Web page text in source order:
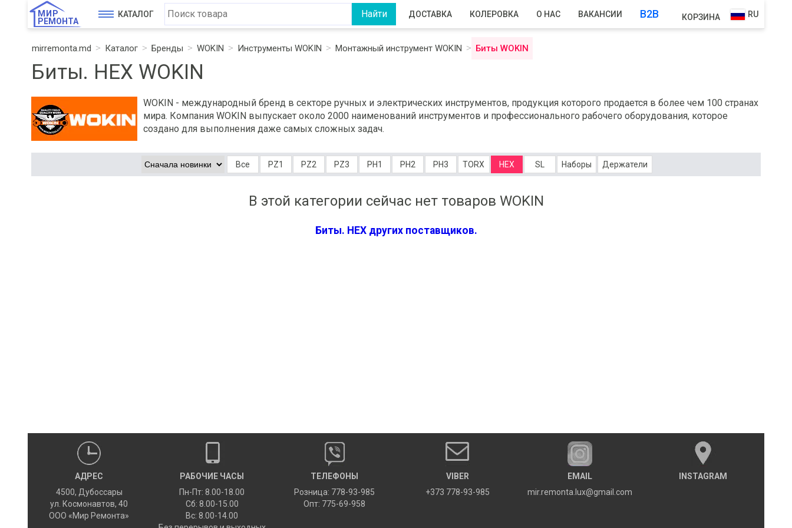
МИР
РЕМОНТА
КАТАЛОГ ДОСТАВКА КОЛЕРОВКА О НАС ВАКАНСИИ B2B КОРЗИНА RU
mirremonta.md Каталог Бренды WOKIN Инструменты WOKIN Монтажный инструмент WOKIN Биты WOKIN
Биты. HEX WOKIN
WOKIN - международный бренд в секторе ручных и электрических инструментов, продукция которого продается в более чем 100 странах
мира. Компания WOKIN выпускает около 2000 наименований инструментов и профессионального рабочего оборудования, которое
создано для выполнения даже самых сложных задач.
Все PZ1 PZ2 PZ3 PH1 PH2 PH3 TORX HEX SL Наборы Держатели
В этой категории сейчас нет товаров WOKIN
Биты. HEX других поставщиков.
АДРЕС
4500, Дубоссары
ул. Космонавтов, 40
ООО «Мир Ремонта»
РАБОЧИЕ ЧАСЫ
Пн-Пт: 8.00-18.00
Сб: 8.00-15.00
Вс: 8.00-14.00
ТЕЛЕФОНЫ
Розница: 778-93-985
Опт: 775-69-958
VIBER
+373 778-93-985
EMAIL
mir.remonta.lux@gmail.com
INSTAGRAM